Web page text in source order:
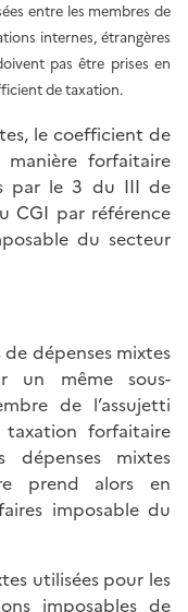
entre les membres de
internes, étrangères
pas être prises en
de taxation.
le coefficient de
forfaitaire
par le 3 du III de
CGI par référence
du secteur
dépenses mixtes
un même sous-
de l’assujetti
forfaitaire
dépenses mixtes
prend alors en
imposable du
utilisées pour les
imposables de